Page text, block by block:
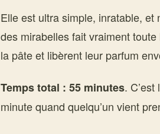
Elle est ultra simple, inratable,
des mirabelles fait vraiment
la pâte et libèrent leur parfum
Temps total : 55 minutes.
minute quand quelqu’un vient